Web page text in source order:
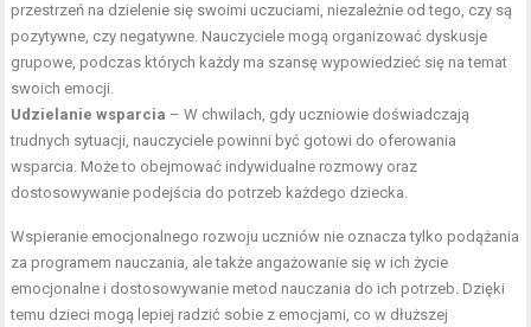
przestrzeń na dzielenie się swoimi uczuciami, niezależnie od tego, czy są
pozytywne, czy negatywne. Nauczyciele mogą organizować dyskusje
grupowe, podczas których każdy ma szansę wypowiedzieć się na temat
swoich emocji.
Udzielanie wsparcia – W chwilach, gdy uczniowie doświadczają
trudnych sytuacji, nauczyciele powinni być gotowi do oferowania
wsparcia. Może to obejmować indywidualne rozmowy oraz
dostosowywanie podejścia do potrzeb każdego dziecka.
Wspieranie emocjonalnego rozwoju uczniów nie oznacza tylko podążania
za programem nauczania, ale także angażowanie się w ich życie
emocjonalne i dostosowywanie metod nauczania do ich potrzeb. Dzięki
temu dzieci mogą lepiej radzić sobie z emocjami, co w dłuższej